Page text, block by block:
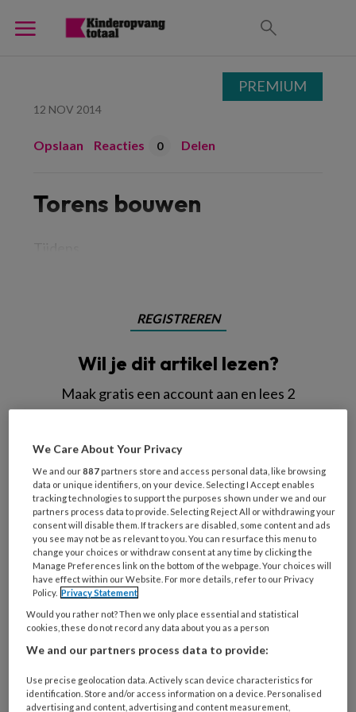
12 NOV 2014
Opslaan Reacties 0 Delen
Torens bouwen
REGISTREREN
Wil je dit artikel lezen?
Maak gratis een account aan en lees 2
artikelen gratis per maand
Al een account of abonnement?
Wat
is
je
e-
mailadres?
* *
Kies
je
wachtwoord*
Kies
je
Bij
PREMIUM
We Care About Your Privacy
We and our887 partners store and access personal data, like browsing
data or unique identifiers, on your device. Selecting I Accept enables
tracking technologies to support the purposes shown under we and our
partners process data to provide. Selecting Reject All or withdrawing your
consent will disable them. If trackers are disabled, some content and ads
you see may not be as relevant to you. You can resurface this menu to
change your choices or withdraw consent at any time by clicking the
Manage Preferences link on the bottom of the webpage. Your choices will
have effect within our Website. For more details, refer to our Privacy
Policy. Privacy Statement
Would you rather not? Then we only place essential and statistical
cookies, these do not record any data about you as a person
We and our partners process data to provide:
Use precise geolocation data. Actively scan device characteristics for
identification. Store and/or access information on a device. Personalised
advertising and content, advertising and content measurement,